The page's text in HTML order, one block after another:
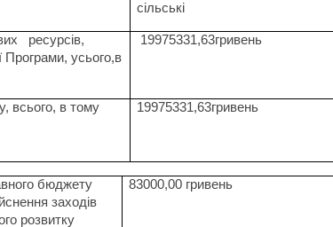
сільські
ресурсів,
Програми, усього,в
19975331,63гривень
всього, в тому
19975331,63гривень
бюджету
заходів
розвитку
83000,00 гривень